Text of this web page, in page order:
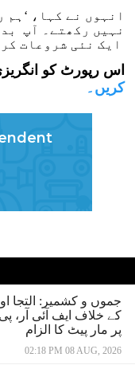
انہوں نے کہا،
نہیں رکھتے۔ آپ
ایک نئی شروعات
اس رپورٹ کو
کریں۔
جموں و کشمیر: التجا
کے خلاف ایف آئی آر،
پر مار پیٹ کا الزام
02:18 PM 08 AUG, 2026